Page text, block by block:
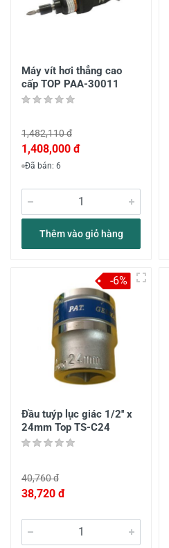
Máy vít hơi thẳng cao
cấp TOP PAA-30011
1,482,110 đ
1,408,000 đ
Đã bán: 6
Thêm vào giỏ hàng
Đầu tuýp lục giác 1/2'' x
24mm Top TS-C24
40,760 đ
38,720 đ
-6%